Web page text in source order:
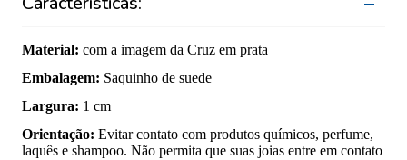
Material: com a imagem da Cruz em prata
Embalagem: Saquinho de suede
Largura: 1 cm
Orientação: Evitar contato com produtos químicos, perfume,
laquês e shampoo. Não permita que suas joias entre em contato